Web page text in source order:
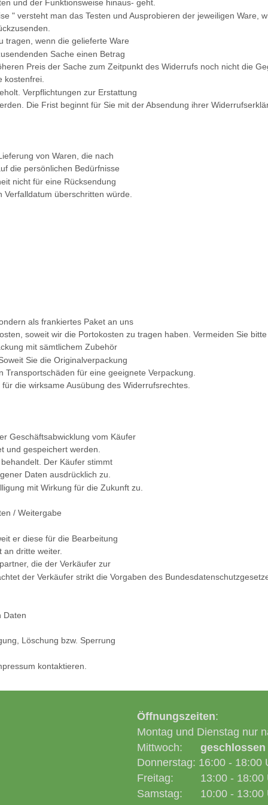
und der Funktionsweise hinaus- geht.
" versteht man das Testen und Ausprobieren der jeweiligen Ware,
tragen, wenn die gelieferte Ware
Sache einen Betrag
Preis der Sache zum Zeitpunkt des Widerrufs noch nicht die
kostenfrei.
Verpflichtungen zur Erstattung
Die Frist beginnt für Sie mit der Absendung ihrer
von Waren, die nach
die persönlichen Bedürfnisse
nicht für eine Rücksendung
überschritten würde.
als frankiertes Paket an uns
soweit wir die Portokosten zu tragen haben. Vermeiden Sie
mit sämtlichem Zubehör
Sie die Originalverpackung
für eine geeignete Verpackung.
die wirksame Ausübung des Widerrufsrechtes.
Geschäftsabwicklung vom Käufer
und gespeichert werden.
Der Käufer stimmt
Daten ausdrücklich zu.
mit Wirkung für die Zukunft zu.
/ Weitergabe
er diese für die Bearbeitung
an dritte weiter.
die der Verkäufer zur
der Verkäufer strikt die Vorgaben des
Daten
Löschung bzw. Sperrung
kontaktieren.
Öffnungszeiten:
Montag und Dienstag nur
Mittwoch: geschlossen
Donnerstag: 16:00 - 18:00
Freitag: 13:00 - 18:00
Samstag: 10:00 - 13:00